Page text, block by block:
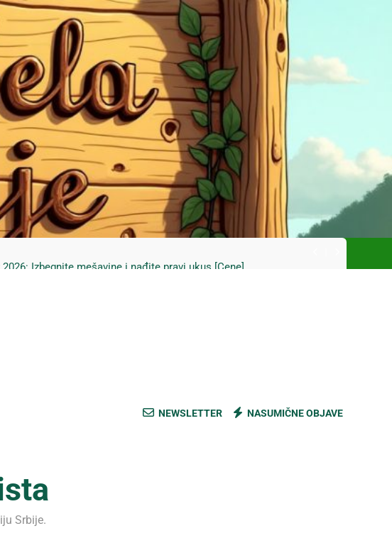
2026: Svadbarski kupus bez prevare i masti [Cene]
2026: Staze bez prašine i novih eko-taksi [Mapa]
Izbegnite mešavine i nađite pravi ukus [Cene]
2026: Staze bez prašine i novih eko-taksi [Mapa]
Izbegnite mešavine i nađite pravi ukus [Cene]
2026: Put do Mačkovog kamena bez rupa [Mapa]
Srbije.
NEWSLETTER NASUMIČNE OBJAVE